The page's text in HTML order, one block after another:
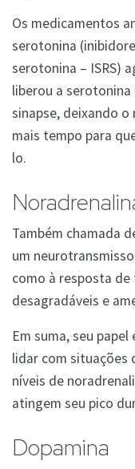
Os medicamentos
serotonina
serotonina – ISRS)
liberou a
sinapse, deixando
mais tempo para
lo.
Também chamada
um
como à resposta
desagradáveis e
Em suma, seu
lidar com situações
níveis de
atingem seu pico
Dopamina